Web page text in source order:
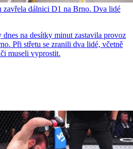
zavřela dálnici D1 na Brno. Dva lidé
na desítky minut zastavila provoz
Při střetu se zranili dva lidé, včetně
museli vyprostit.